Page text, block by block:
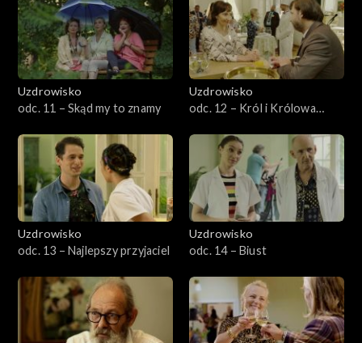
Uzdrowisko
odc. 11 – Skąd my to znamy
Uzdrowisko
odc. 12 – Król i Królowa
Uzdrowisko
odc. 13 – Najlepszy przyjaciel
Uzdrowisko
odc. 14 – Biust